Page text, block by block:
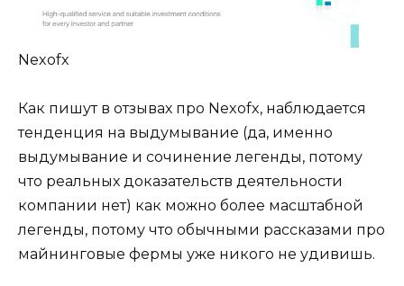
Nexofx
Как пишут в отзывах про Nexofx, наблюдается
тенденция на выдумывание (да, именно
выдумывание и сочинение легенды, потому
что реальных доказательств деятельности
компании нет) как можно более масштабной
легенды, потому что обычными рассказами про
майнинговые фермы уже никого не удивишь.